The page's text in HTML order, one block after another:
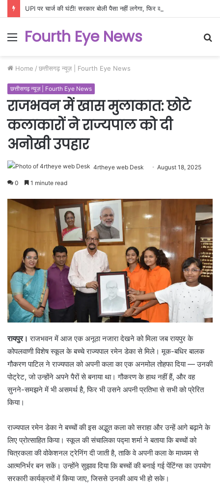
Menu
Fourth Eye News
Home / छत्तीसगढ़ न्यूज़ | Fourth Eye News
छत्तीसगढ़ न्यूज़ | Fourth Eye News
राजभवन में खास मुलाकात: छोटे
कलाकारों ने राज्यपाल को दी
अनोखी उपहार
4rtheye web Desk August 18, 2025
0 1 minute read
रायपुर। राजभवन में आज एक अनूठा नजारा देखने को मिला जब रायपुर के
कोपलवाणी विशेष स्कूल के बच्चे राज्यपाल रमेन डेका से मिले। मूक-बधिर बालक
गौकरण पाटिल ने राज्यपाल को अपनी कला का एक अनमोल तोहफा दिया — उनकी
पोट्रेट, जो उन्होंने अपने पैरों से बनाया था। गौकरण के हाथ नहीं हैं, और वह
सुनने-समझने में भी असमर्थ है, फिर भी उसने अपनी प्रतिभा से सभी को प्रेरित
किया।
राज्यपाल रमेन डेका ने बच्चों की इस अद्भुत कला को सराहा और उन्हें आगे बढ़ाने के
लिए प्रोत्साहित किया। स्कूल की संचालिका पद्मा शर्मा ने बताया कि बच्चों को
चित्रकला की वोकेशनल ट्रेनिंग दी जाती है, ताकि वे अपनी कला के माध्यम से
आत्मनिर्भर बन सकें। उन्होंने सुझाव दिया कि बच्चों की बनाई गई पेंटिंग्स का उपयोग
सरकारी कार्यक्रमों में किया जाए, जिससे उनकी आय भी हो सके।